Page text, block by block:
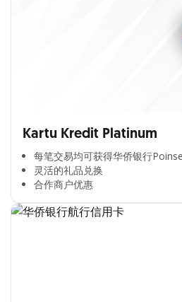
Kartu Kredit Platinum
每笔交易均可获得华侨银行
灵活的礼品兑换​
合作商户优惠​